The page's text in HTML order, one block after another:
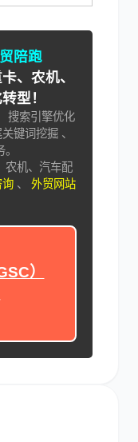
陪跑
、农机、
型！
搜索引擎优化
键词挖掘 、
机、汽车配
询 、
外贸网站
）